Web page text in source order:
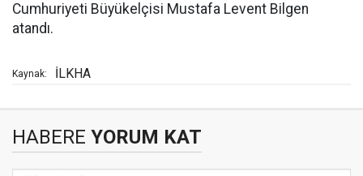
Cumhuriyeti Büyükelçisi Mustafa Levent Bilgen
atandı.
Kaynak: İLKHA
HABERE YORUM KAT